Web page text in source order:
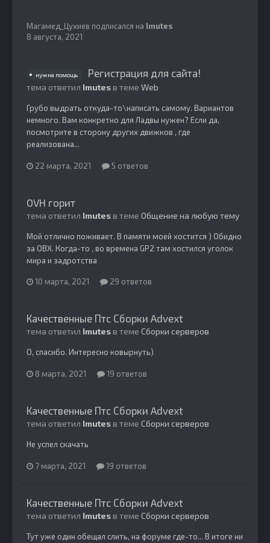
Магамед_Цухиев подписался на Imutes
8 августа, 2021
нужна помощь Регистрация для сайта!
тема ответил Imutesв теме Web
Грубо выдрать откуда-то\написать самому. Вариантов
немного. Вам конкретно для Ладвы нужен? Если да,
посмотрите в сторону других движков , где
реализована...
22 марта, 2021 5 ответов
OVH горит
тема ответил Imutesв теме Общение на любую тему
Мой отлично поживает. В памяти моей хостится ) Обидно
за ОВХ. Когда-то , во времена GP2 там хостился уголок
мира и задротства
10 марта, 2021 29 ответов
Качественные Птс Сборки Advext
тема ответил Imutesв теме Сборки серверов
О, спасибо. Интересно ковырнуть)
8 марта, 2021 19 ответов
Качественные Птс Сборки Advext
тема ответил Imutesв теме Сборки серверов
Не успел скачать
7 марта, 2021 19 ответов
Качественные Птс Сборки Advext
тема ответил Imutesв теме Сборки серверов
Тут уже один обещал слить, на форуме где-то... В итоге ни